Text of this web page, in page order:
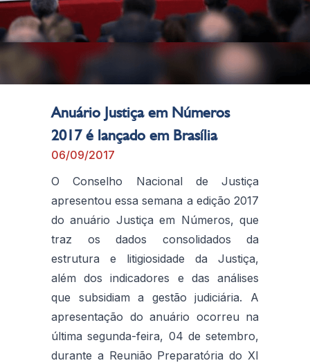
Anuário Justiça em Números
2017 é lançado em Brasília
06/09/2017
O Conselho Nacional de Justiça
apresentou essa semana a edição 2017
do anuário Justiça em Números, que
traz os dados consolidados da
estrutura e litigiosidade da Justiça,
além dos indicadores e das análises
que subsidiam a gestão judiciária. A
apresentação do anuário ocorreu na
última segunda-feira, 04 de setembro,
durante a Reunião Preparatória do XI